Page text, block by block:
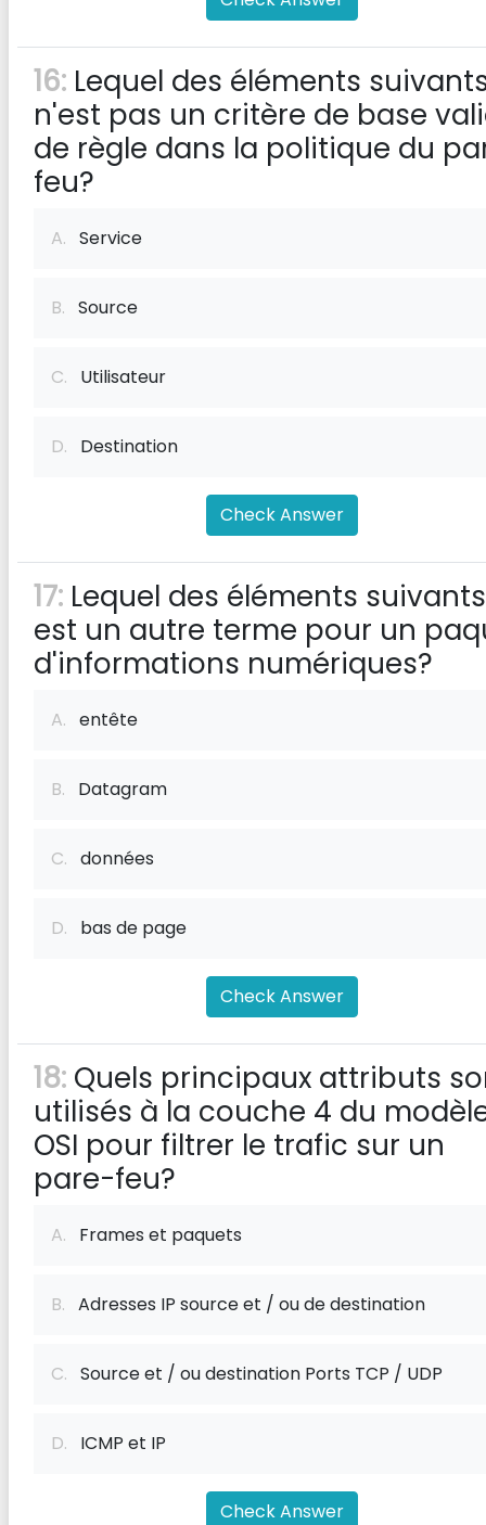
16: Lequel des éléments
n'est pas un critère de base
de règle dans la politique du
feu?
A. Service
B. Source
C. Utilisateur
D. Destination
Check Answer
17: Lequel des éléments suivants
est un autre terme pour un
d'informations numériques?
A. entête
B. Datagram
C. données
D. bas de page
Check Answer
18: Quels principaux attributs
utilisés à la couche 4 du
OSI pour filtrer le trafic sur un
pare-feu?
A. Frames et paquets
B. Adresses IP source et / ou de destination
C. Source et / ou destination Ports TCP / UDP
D. ICMP et IP
Check Answer